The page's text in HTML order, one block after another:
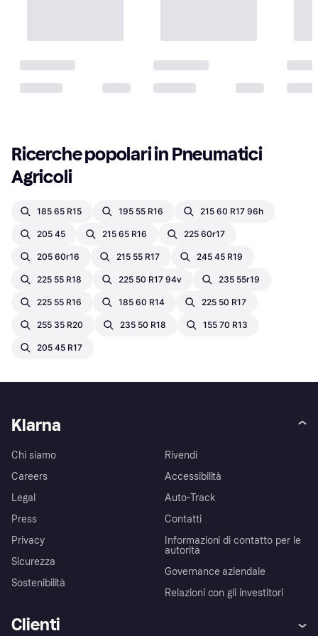
Ricerche popolari in Pneumatici
Agricoli
185 65 R15 195 55 R16 215 60 R17 96h
205 45 215 65 R16 225 60r17
205 60r16 215 55 R17 245 45 R19
225 55 R18 225 50 R17 94v 235 55r19
225 55 R16 185 60 R14 225 50 R17
255 35 R20 235 50 R18 155 70 R13
205 45 R17
Klarna
Chi siamo
Careers
Legal
Press
Privacy
Sicurezza
Sostenibilità
Rivendi
Accessibilità
Auto-Track
Contatti
Informazioni di contatto per le
autorità
Governance aziendale
Relazioni con gli investitori
Clienti